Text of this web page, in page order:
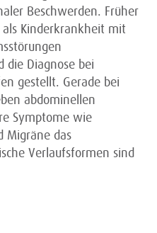
Beschwerden. Früher
Kinderkrankheit mit
Diagnose bei
gestellt. Gerade bei
abdominellen
Symptome wie
Migräne das
Verlaufsformen sind